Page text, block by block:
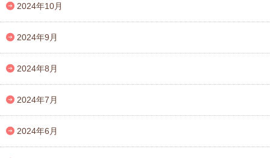
2024年10月
2024年9月
2024年8月
2024年7月
2024年6月